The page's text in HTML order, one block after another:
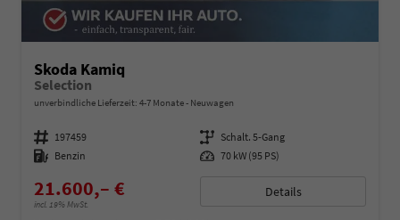
Skoda Kamiq
Selection
unverbindliche Lieferzeit: 4-7 Monate Neuwagen
Fahrzeugnummer 197459 Getriebe Schalt. 5-Gang
Kraftstoff Benzin Leistung 70 kW (95 PS)
21.600,– €
incl. 19% MwSt.
Details